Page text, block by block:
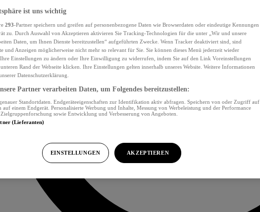
ist uns wichtig
293-Partner speichern und greifen auf personenbezogene Daten wie Browserdaten oder eindeutige Kennungen
zu. Durch Auswahl von Akzeptieren aktivieren Sie Tracking-Technologien für die unter „Wir und unsere
Daten, um Ihnen Dienste bereitzustellen“ aufgeführten Zwecke. Wenn Tracker deaktiviert sind, sind
und Anzeigen möglicherweise nicht mehr so relevant für Sie. Sie können dieses Menü jederzeit wieder
Einstellungen zu ändern oder Ihre Einwilligung zu widerrufen, indem Sie auf den Link Voreinstellungen
Rand der Webseite klicken. Ihre Einstellungen gelten innerhalb unseres Website. Weitere Informationen
Datenschutzerklärung.
Partner verarbeiten Daten, um Folgendes bereitzustellen:
Standortdaten. Endgeräteeigenschaften zur Identifikation aktiv abfragen. Speichern von oder Zugriff auf
einem Endgerät. Personalisierte Werbung und Inhalte, Messung von Werbeleistung und der Performance
sowie Entwicklung und Verbesserung von Angeboten.
(Lieferanten)
EINSTELLUNGEN AKZEPTIEREN